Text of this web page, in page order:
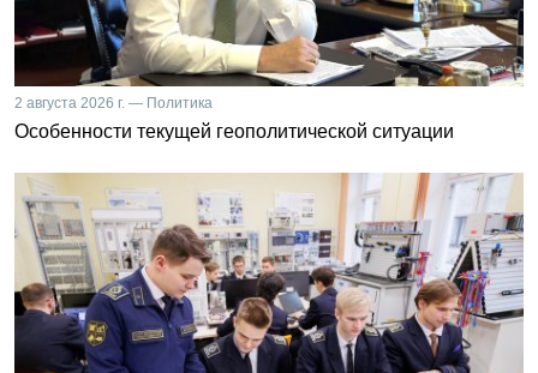
2 августа 2026 г. — Политика
Особенности текущей геополитической ситуации